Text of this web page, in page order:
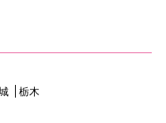
栃木